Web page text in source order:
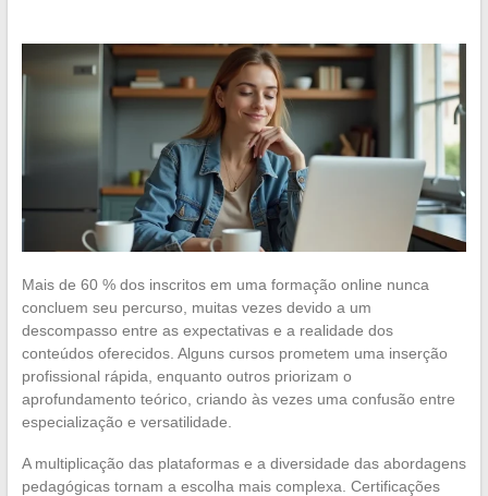
Mais de 60 % dos inscritos em uma formação online nunca
concluem seu percurso, muitas vezes devido a um
descompasso entre as expectativas e a realidade dos
conteúdos oferecidos. Alguns cursos prometem uma inserção
profissional rápida, enquanto outros priorizam o
aprofundamento teórico, criando às vezes uma confusão entre
especialização e versatilidade.
A multiplicação das plataformas e a diversidade das abordagens
pedagógicas tornam a escolha mais complexa. Certificações